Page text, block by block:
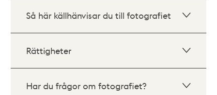
Så här källhänvisar du till fotografiet
Rättigheter
Har du frågor om fotografiet?